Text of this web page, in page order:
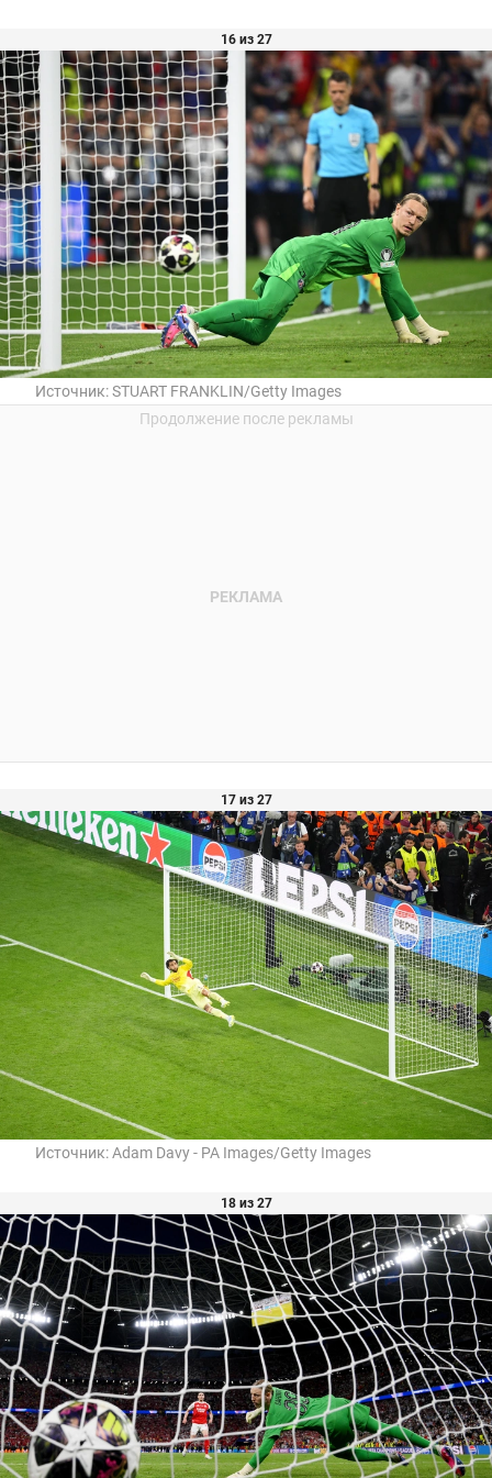
16 из 27
Источник:STUART FRANKLIN/Getty Images
17 из 27
Источник:Adam Davy - PA Images/Getty Images
18 из 27